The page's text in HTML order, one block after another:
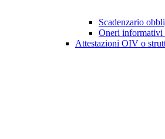
Scadenzario
Oneri informativi
Attestazioni OIV o